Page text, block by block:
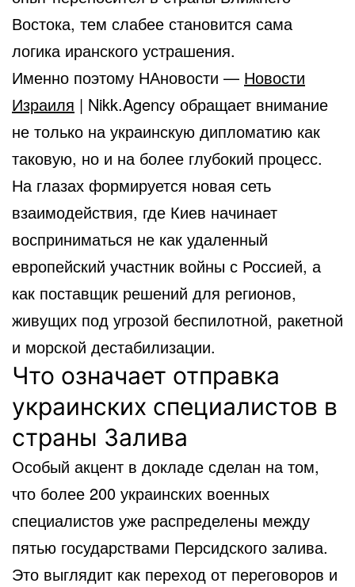
Востока, тем слабее становится сама
логика иранского устрашения.
Именно поэтому НАновости — Новости
Израиля | Nikk.Agency обращает внимание
не только на украинскую дипломатию как
таковую, но и на более глубокий процесс.
На глазах формируется новая сеть
взаимодействия, где Киев начинает
восприниматься не как удаленный
европейский участник войны с Россией, а
как поставщик решений для регионов,
живущих под угрозой беспилотной, ракетной
и морской дестабилизации.
Что означает отправка
украинских специалистов в
страны Залива
Особый акцент в докладе сделан на том,
что более 200 украинских военных
специалистов уже распределены между
пятью государствами Персидского залива.
Это выглядит как переход от переговоров и